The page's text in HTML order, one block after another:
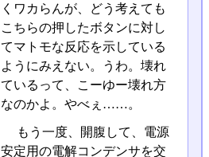
くワカらんが、どう考えても
こちらの押したボタンに対し
てマトモな反応を示している
ようにみえない。うわ。壊れ
ているって、こーゆー壊れ方
なのかよ。やべぇ……。
もう一度、開腹して、電源
安定用の電解コンデンサを交